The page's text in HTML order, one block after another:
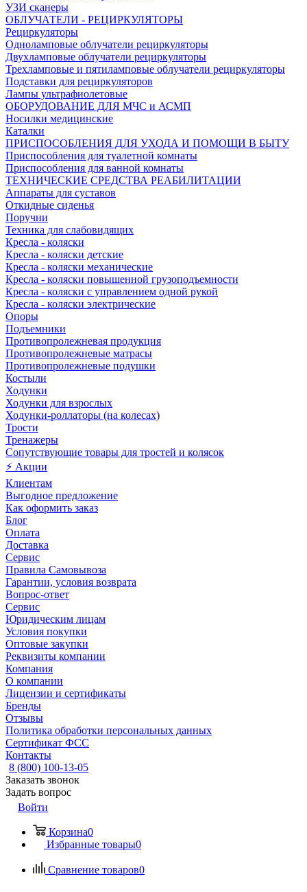
УЗИ сканеры
ОБЛУЧАТЕЛИ - РЕЦИРКУЛЯТОРЫ
Рециркуляторы
Одноламповые облучатели рециркуляторы
Двухламповые облучатели рециркуляторы
Трехламповые и пятиламповые облучатели рециркуляторы
Подставки для рециркуляторов
Лампы ультрафиолетовые
ОБОРУДОВАНИЕ ДЛЯ МЧС и АСМП
Носилки медицинские
Каталки
ПРИСПОСОБЛЕНИЯ ДЛЯ УХОДА И ПОМОЩИ В БЫТУ
Приспособления для туалетной комнаты
Приспособления для ванной комнаты
ТЕХНИЧЕСКИЕ СРЕДСТВА РЕАБИЛИТАЦИИ
Аппараты для суставов
Откидные сиденья
Поручни
Техника для слабовидящих
Кресла - коляски
Кресла - коляски детские
Кресла - коляски механические
Кресла - коляски повышенной грузоподъемности
Кресла - коляски с управлением одной рукой
Кресла - коляски электрические
Опоры
Подъемники
Противопролежневая продукция
Противопролежневые матрасы
Противопролежневые подушки
Костыли
Ходунки
Ходунки для взрослых
Ходунки-роллаторы (на колесах)
Трости
Тренажеры
Сопутствующие товары для тростей и колясок
⚡ Акции
Клиентам
Выгодное предложение
Как оформить заказ
Блог
Оплата
Доставка
Сервис
Правила Самовывоза
Гарантии, условия возврата
Вопрос-ответ
Сервис
Юридическим лицам
Условия покупки
Оптовые закупки
Реквизиты компании
Компания
О компании
Лицензии и сертификаты
Бренды
Отзывы
Политика обработки персональных данных
Сертификат ФСС
Контакты
8 (800) 100-13-05
Заказать звонок
Задать вопрос
Войти
Корзина0
Избранные товары0
Сравнение товаров0